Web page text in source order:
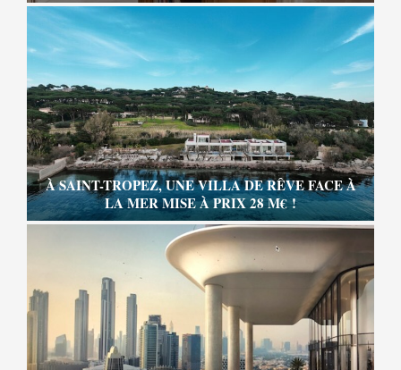
À SAINT-TROPEZ, UNE VILLA DE RÊVE FACE À
LA MER MISE À PRIX 28 M€ !